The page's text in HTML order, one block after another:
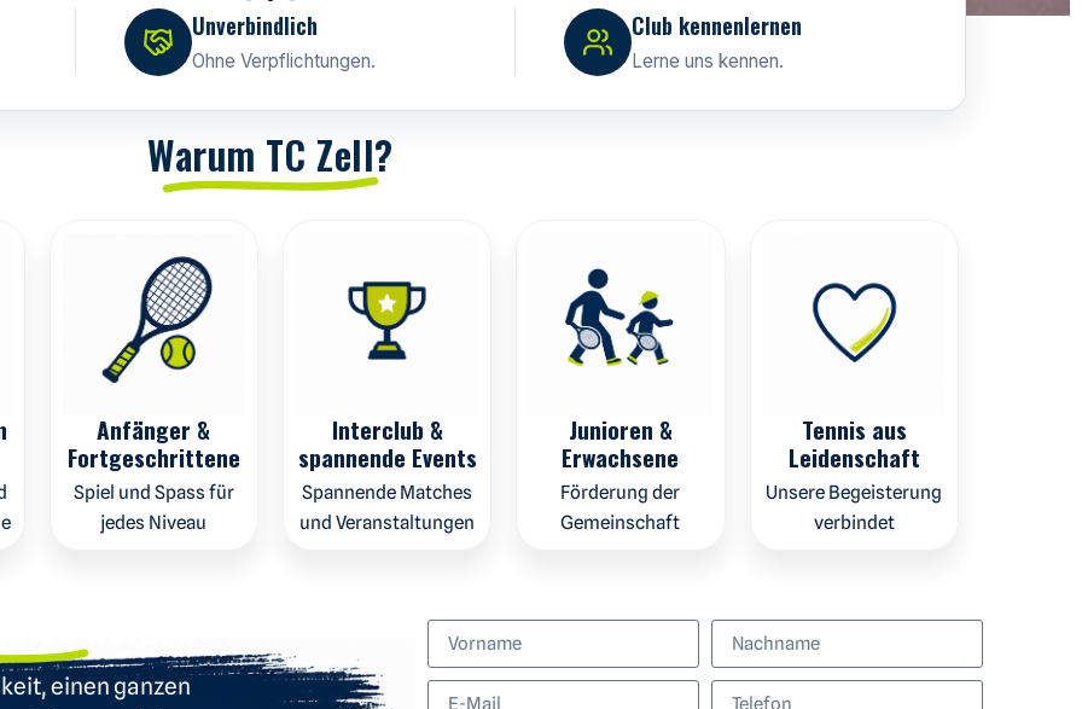
Unverbindlich
Ohne Verpflichtungen.
Club kennenlernen
Lerne uns kennen.
Warum TC Zell?
Anfänger &
Fortgeschrittene
Spiel und Spass für
jedes Niveau
Interclub &
spannende Events
Spannende Matches
und Veranstaltungen
Junioren &
Erwachsene
Förderung der
Gemeinschaft
Tennis aus
Leidenschaft
Unsere Begeisterung
verbindet
einen ganzen